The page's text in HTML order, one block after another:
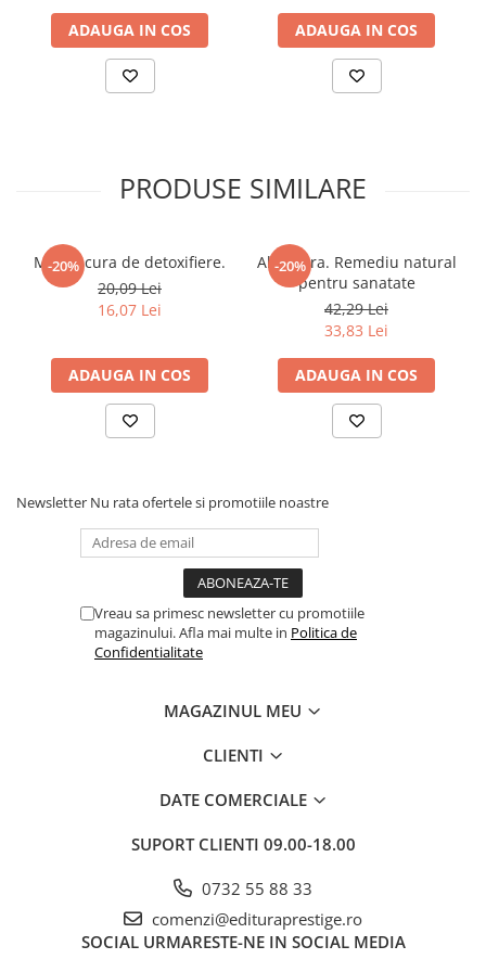
Articole Birotica
Accesorii Arhivare
Arta
Caiete si Carnetele scolare
Coperti, Mape, Etichete
Instrumente de scris
Instrumente si Truse Geometrie
Cadouri
Carti in dar
Literatura Romana
Literatura Universala
Descopera si invata
Primele notiuni
Carti de colorat
ADAUGA IN COS ADAUGA IN COS
PRODUSE SIMILARE
-20%
Marea cura de detoxifiere.
20,09 Lei
16,07 Lei
ADAUGA IN COS
-20%
Aloe Vera. Remediu natural
pentru sanatate
42,29 Lei
33,83 Lei
ADAUGA IN COS
Newsletter Nu rata ofertele si promotiile noastre
Vreau sa primesc newsletter cu promotiile
magazinului. Afla mai multe in Politica de
Confidentialitate
MAGAZINUL MEU
CLIENTI
DATE COMERCIALE
SUPORT CLIENTI 09.00-18.00
0732 55 88 33
comenzi@edituraprestige.ro
SOCIAL URMARESTE-NE IN SOCIAL MEDIA